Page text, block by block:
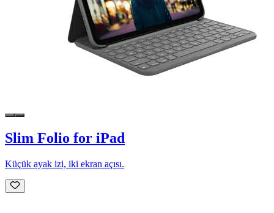
Slim Folio for iPad
Küçük ayak izi, iki ekran açısı.